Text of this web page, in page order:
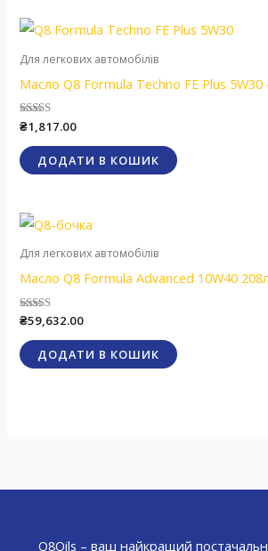
Для легкових автомобілів
Масло Q8 Formula Techno FE Plus 5W30
Оцінено в
5.00
з 5
₴1,817.00
ДОДАТИ В КОШИК
Для легкових автомобілів
Масло Q8 Formula Advanced 10W40
Оцінено в
з 5
₴59,632.00
ДОДАТИ В КОШИК
Q8Oils – ваш найкращий